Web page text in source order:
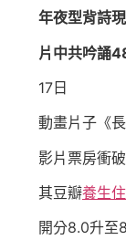
年夜型背詩
片中共吟誦
17日
動畫片子《
影片票房衝
其豆瓣養生
開分8.0升至